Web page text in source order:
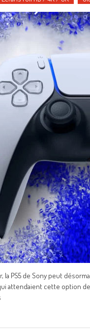
la PS5 de Sony peut
attendaient cette option